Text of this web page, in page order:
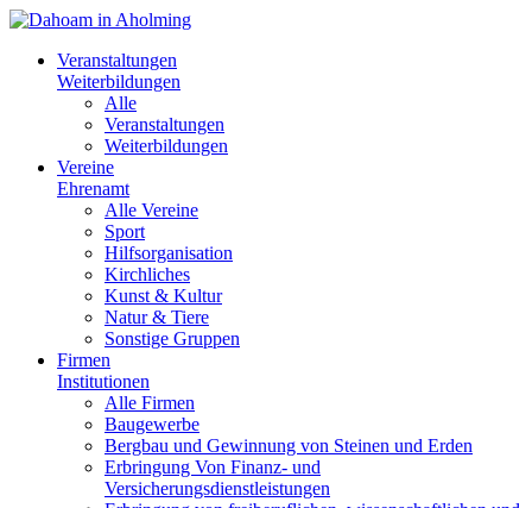
Veranstaltungen
Weiterbildungen
Alle
Veranstaltungen
Weiterbildungen
Vereine
Ehrenamt
Alle Vereine
Sport
Hilfsorganisation
Kirchliches
Kunst & Kultur
Natur & Tiere
Sonstige Gruppen
Firmen
Institutionen
Alle Firmen
Baugewerbe
Bergbau und Gewinnung von Steinen und Erden
Erbringung Von Finanz- und
Versicherungsdienstleistungen